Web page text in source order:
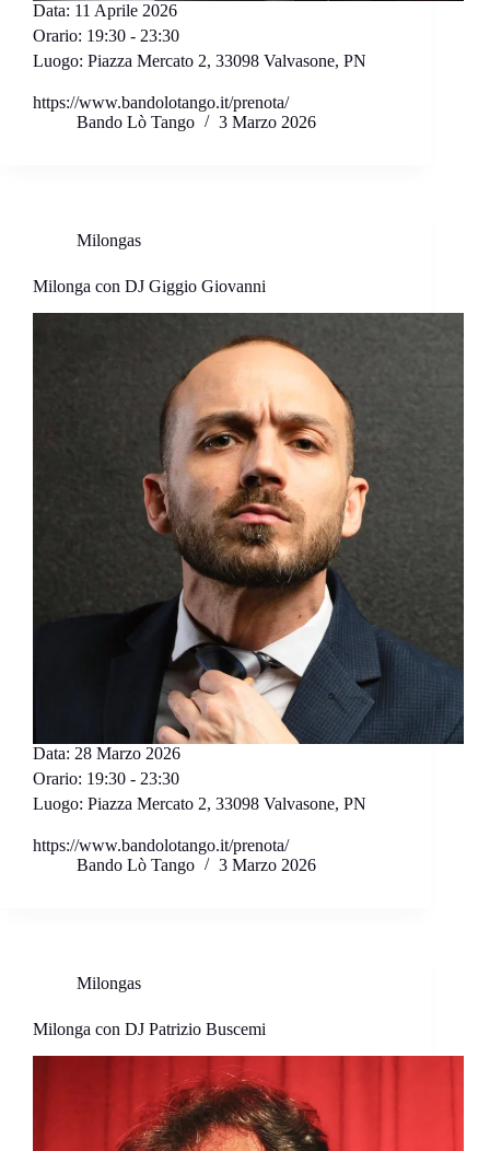
Data: 11 Aprile 2026
Orario: 19:30 - 23:30
Luogo: Piazza Mercato 2, 33098 Valvasone, PN
https://www.bandolotango.it/prenota/
Bando Lò Tango
3 Marzo 2026
Milongas
Milonga con DJ Giggio Giovanni
Data: 28 Marzo 2026
Orario: 19:30 - 23:30
Luogo: Piazza Mercato 2, 33098 Valvasone, PN
https://www.bandolotango.it/prenota/
Bando Lò Tango
3 Marzo 2026
Milongas
Milonga con DJ Patrizio Buscemi